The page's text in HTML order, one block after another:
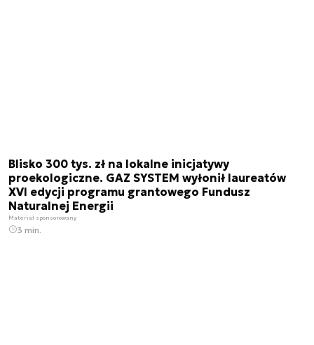
Blisko 300 tys. zł na lokalne inicjatywy
proekologiczne. GAZ SYSTEM wyłonił laureatów
XVI edycji programu grantowego Fundusz
Naturalnej Energii
Materiał sponsorowany
3 min.